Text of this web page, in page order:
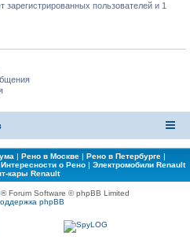
пользователей и 1
| Рено в Москве | Рено в Петербурге |
Интересности о Рено| Электромобили Renault
кары Renault
® Forum Software © phpBB Limited
phpBB